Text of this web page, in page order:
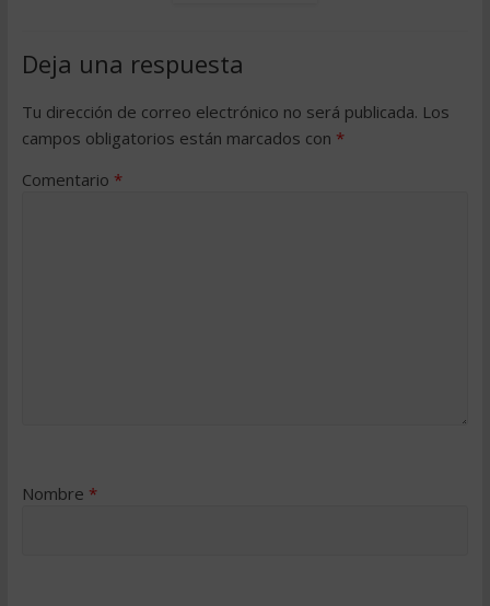
Deja una respuesta
Tu dirección de correo electrónico no será publicada. Los
campos obligatorios están marcados con *
Comentario *
Nombre *